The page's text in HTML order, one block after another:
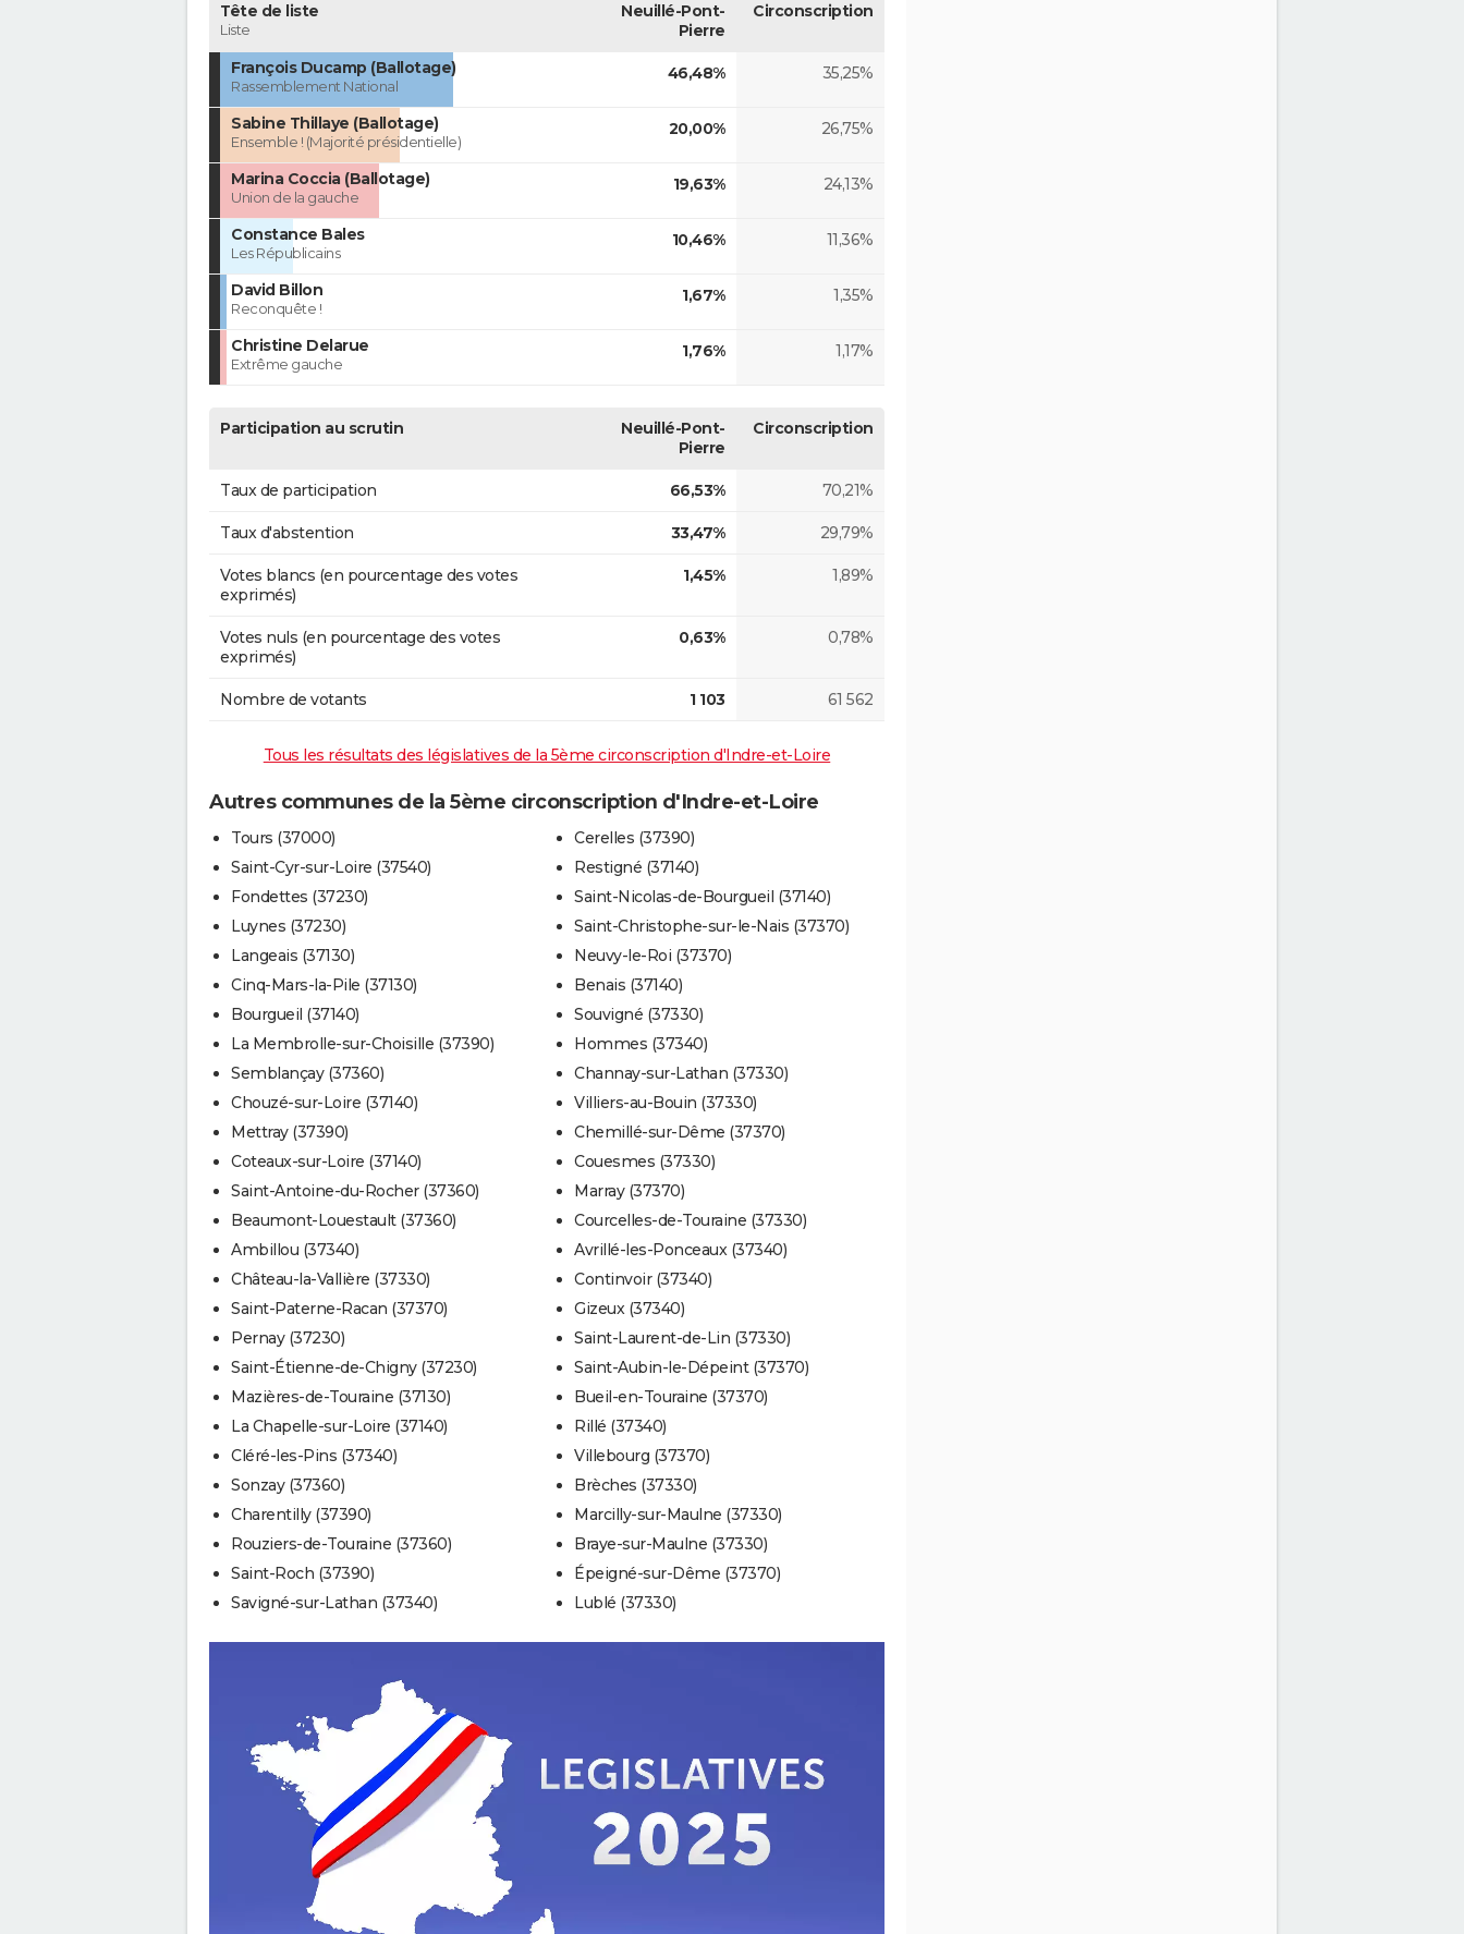
Tête de liste
Liste
Neuillé-Pont-
Pierre
Circonscription
François Ducamp (Ballotage)
Rassemblement National
46,48% 35,25%
Sabine Thillaye (Ballotage)
Ensemble ! (Majorité présidentielle)
20,00% 26,75%
Marina Coccia (Ballotage)
Union de la gauche
19,63% 24,13%
Constance Bales
Les Républicains
10,46% 11,36%
David Billon
Reconquête !
1,67% 1,35%
Christine Delarue
Extrême gauche
1,76% 1,17%
Participation au scrutin
Neuillé-Pont-
Pierre
Circonscription
Taux de participation 66,53% 70,21%
Taux d'abstention 33,47% 29,79%
Votes blancs (en pourcentage des votes
exprimés)
1,45% 1,89%
Votes nuls (en pourcentage des votes
exprimés)
0,63% 0,78%
Nombre de votants 1 103 61 562
Tous les résultats des législatives de la 5ème circonscription d'Indre-et-Loire
Autres communes de la 5ème circonscription d'Indre-et-Loire
Tours (37000)
Saint-Cyr-sur-Loire (37540)
Fondettes (37230)
Luynes (37230)
Langeais (37130)
Cinq-Mars-la-Pile (37130)
Bourgueil (37140)
La Membrolle-sur-Choisille (37390)
Semblançay (37360)
Chouzé-sur-Loire (37140)
Mettray (37390)
Coteaux-sur-Loire (37140)
Saint-Antoine-du-Rocher (37360)
Beaumont-Louestault (37360)
Ambillou (37340)
Château-la-Vallière (37330)
Saint-Paterne-Racan (37370)
Pernay (37230)
Saint-Étienne-de-Chigny (37230)
Mazières-de-Touraine (37130)
La Chapelle-sur-Loire (37140)
Cléré-les-Pins (37340)
Sonzay (37360)
Charentilly (37390)
Rouziers-de-Touraine (37360)
Saint-Roch (37390)
Savigné-sur-Lathan (37340)
Cerelles (37390)
Restigné (37140)
Saint-Nicolas-de-Bourgueil (37140)
Saint-Christophe-sur-le-Nais (37370)
Neuvy-le-Roi (37370)
Benais (37140)
Souvigné (37330)
Hommes (37340)
Channay-sur-Lathan (37330)
Villiers-au-Bouin (37330)
Chemillé-sur-Dême (37370)
Couesmes (37330)
Marray (37370)
Courcelles-de-Touraine (37330)
Avrillé-les-Ponceaux (37340)
Continvoir (37340)
Gizeux (37340)
Saint-Laurent-de-Lin (37330)
Saint-Aubin-le-Dépeint (37370)
Bueil-en-Touraine (37370)
Rillé (37340)
Villebourg (37370)
Brèches (37330)
Marcilly-sur-Maulne (37330)
Braye-sur-Maulne (37330)
Épeigné-sur-Dême (37370)
Lublé (37330)